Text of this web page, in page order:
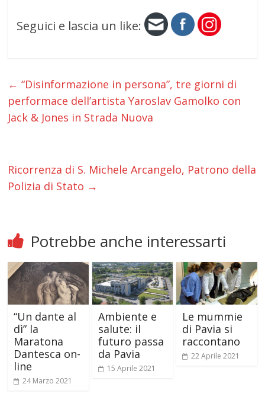
Seguici e lascia un like:
← “Disinformazione in persona”, tre giorni di
performace dell’artista Yaroslav Gamolko con
Jack & Jones in Strada Nuova
Ricorrenza di S. Michele Arcangelo, Patrono della
Polizia di Stato →
Potrebbe anche interessarti
“Un dante al
dì” la
Maratona
Dantesca on-
line
24 Marzo 2021
Ambiente e
salute: il
futuro passa
da Pavia
15 Aprile 2021
Le mummie
di Pavia si
raccontano
22 Aprile 2021